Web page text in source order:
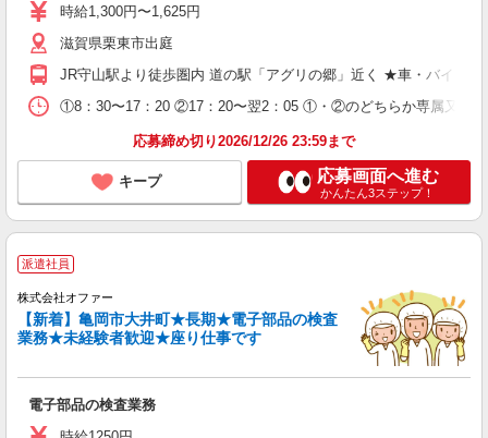
時給1,300円〜1,625円
滋賀県栗東市出庭
JR守山駅より徒歩圏内 道の駅「アグリの郷」近く ★車・バイク
①8：30〜17：20 ②17：20〜翌2：05 ①・②のどちらか専属又は交
応募締め切り2026/12/26 23:59まで
キープ 応募画面へ進む
かんたん3ステップ！
派遣社員
株式会社オファー
【新着】亀岡市大井町★長期★電子部品の検査
業務★未経験者歓迎★座り仕事です
電子部品の検査業務